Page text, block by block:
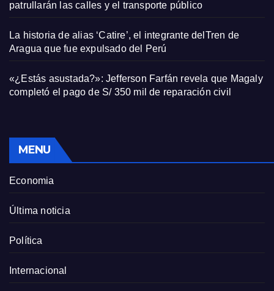
patrullarán las calles y el transporte público
La historia de alias ‘Catire’, el integrante delTren de
Aragua que fue expulsado del Perú
«¿Estás asustada?»: Jefferson Farfán revela que Magaly
completó el pago de S/ 350 mil de reparación civil
MENU
Economia
Última noticia
Política
Internacional